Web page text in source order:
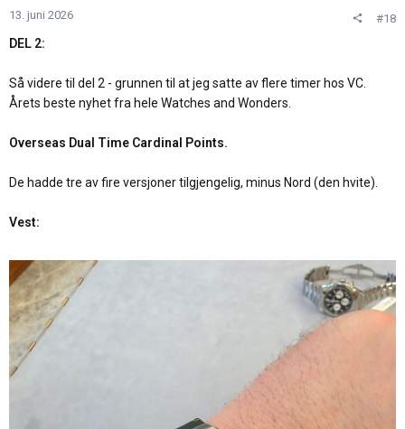
e
r
13. juni 2026 #18
DEL 2:
Så videre til del 2 - grunnen til at jeg satte av flere timer hos VC.
Årets beste nyhet fra hele Watches and Wonders.
Overseas Dual Time Cardinal Points.
De hadde tre av fire versjoner tilgjengelig, minus Nord (den hvite).
Vest: